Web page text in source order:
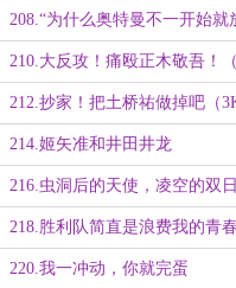
208.“为什么奥特曼不一开始就
招？”
210.大反攻！痛殴正木敬吾！
六更！）
212.抄家！把土桥祐做掉吧（
214.姬矢准和井田井龙
216.虫洞后的天使，凌空的双日
218.胜利队简直是浪费我的青春
220.我一冲动，你就完蛋